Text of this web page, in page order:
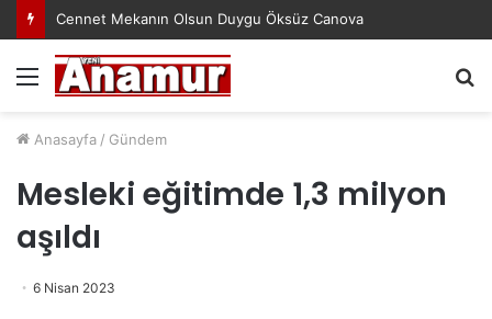
Cennet Mekanın Olsun Duygu Öksüz Canova
Menü
Anasayfa / Gündem
Mesleki eğitimde 1,3 milyon
aşıldı
6 Nisan 2023